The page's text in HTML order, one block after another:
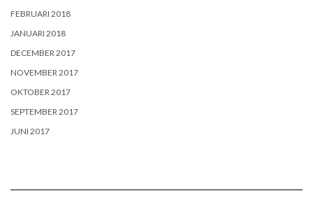
FEBRUARI 2018
JANUARI 2018
DECEMBER 2017
NOVEMBER 2017
OKTOBER 2017
SEPTEMBER 2017
JUNI 2017